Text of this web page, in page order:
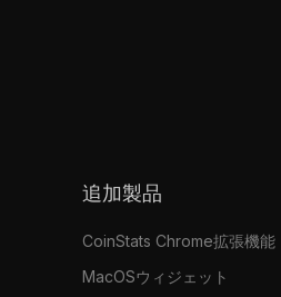
追加製品
CoinStats Chrome拡張機能
MacOSウィジェット